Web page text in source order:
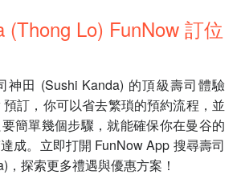
(Thong Lo) FunNow 訂位
神田 (Sushi Kanda) 的頂級壽司體驗
訂，你可以省去繁瑣的預約流程，並
簡單幾個步驟，就能確保你在曼谷的
成。立即打開 FunNow App 搜尋壽司
，探索更多禮遇與優惠方案！